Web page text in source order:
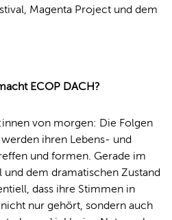
Magenta Project und dem
ECOP DACH?
von morgen: Die Folgen
ihren Lebens- und
und formen. Gerade im
dem dramatischen Zustand
dass ihre Stimmen in
nur gehört, sondern auch